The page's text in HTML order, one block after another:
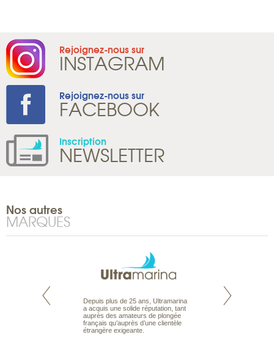
Rejoignez-nous sur
INSTAGRAM
Rejoignez-nous sur
FACEBOOK
Inscription
NEWSLETTER
Nos autres
MARQUES
propose tous
Depuis plus de 25 ans, Ultramarina
a acquis une solide réputation, tant
auprès des amateurs de plongée
français qu’auprès d’une clientèle
étrangère exigeante.
Parce que nous